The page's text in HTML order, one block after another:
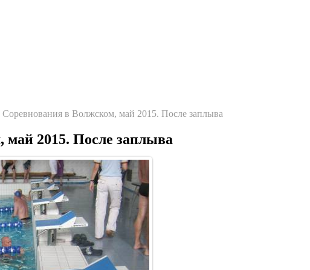
Соревнования в Волжском, май 2015. После заплыва
2015. После заплыва